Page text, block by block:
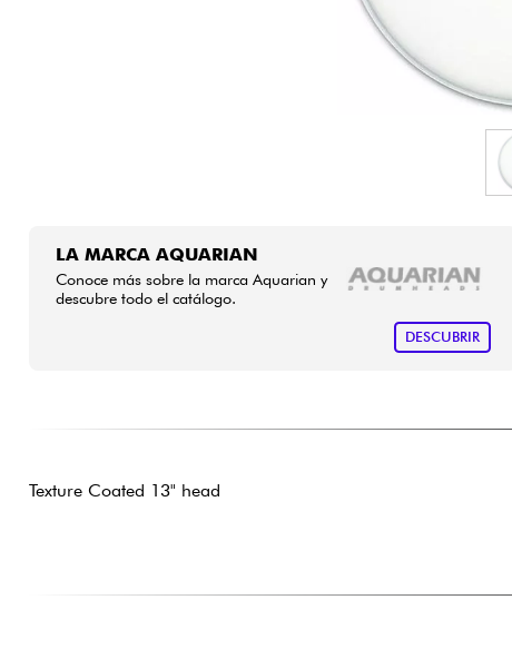
LA MARCA AQUARIAN
Conoce más sobre la marca Aquarian y
descubre todo el catálogo.
DESCUBRIR
Texture Coated 13" head